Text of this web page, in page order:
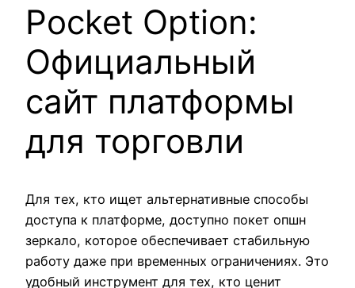
Pocket Option:
Официальный
сайт платформы
для торговли
Для тех, кто ищет альтернативные способы
доступа к платформе, доступно покет опшн
зеркало, которое обеспечивает стабильную
работу даже при временных ограничениях. Это
удобный инструмент для тех, кто ценит